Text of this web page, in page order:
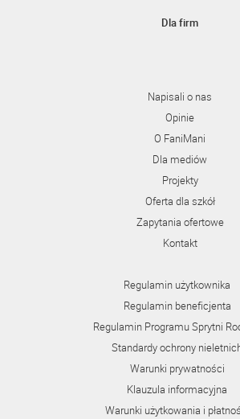
Dla firm
Napisali o nas
Opinie
O FaniMani
Dla mediów
Projekty
Oferta dla szkół
Zapytania ofertowe
Kontakt
Regulamin użytkownika
Regulamin beneficjenta
Regulamin Programu Sprytni
Standardy ochrony
Warunki prywatności
Klauzula informacyjna
Warunki użytkowania i